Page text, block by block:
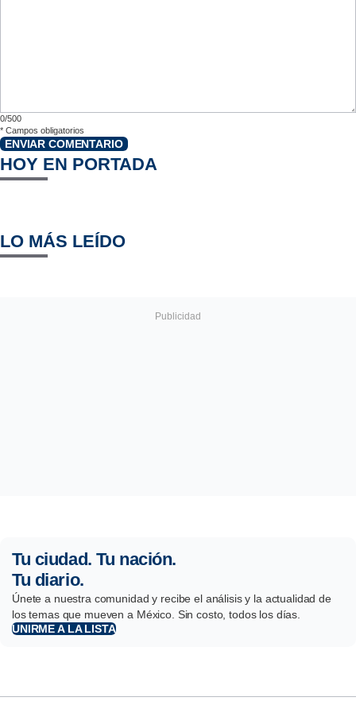
0/500
* Campos obligatorios
ENVIAR COMENTARIO
HOY EN PORTADA
LO MÁS LEÍDO
Tu ciudad. Tu nación.
Tu diario.
Únete a nuestra comunidad y recibe el análisis y la actualidad de
los temas que mueven a México. Sin costo, todos los días.
UNIRME A LA LISTA